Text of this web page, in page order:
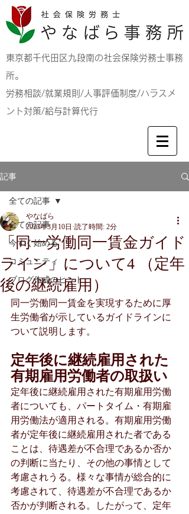
東京都千代田区九段南の社会保険労務士事務
所。
労務相談/就業規則/人事評価制度/ハラスメ
ント対策/給与計算代行
記事
全ての記事
今すぐ始める
コミュニティ
ブログ作成のヒント
全ての記事
「同一労働同一賃金ガイド
ライン」について4 （定年
後の継続雇用）
やなばら
2023年3月10日 読了時間: 2分
同一労働同一賃金を実現するために厚
生労働省が示しているガイドラインに
ついて説明します。
定年後に継続雇用された
有期雇用労働者の取扱い
定年後に継続雇用された有期雇用労働
者についても、パートタイム・有期雇
用労働法が適用される。有期雇用労働
者が定年後に継続雇用された者である
ことは、待遇差が不合理であるか否か
の判断に当たり、その他の事情として
考慮されうる。様々な事情が総合的に
考慮されて、待遇差が不合理であるか
否かが判断される。したがって、定年